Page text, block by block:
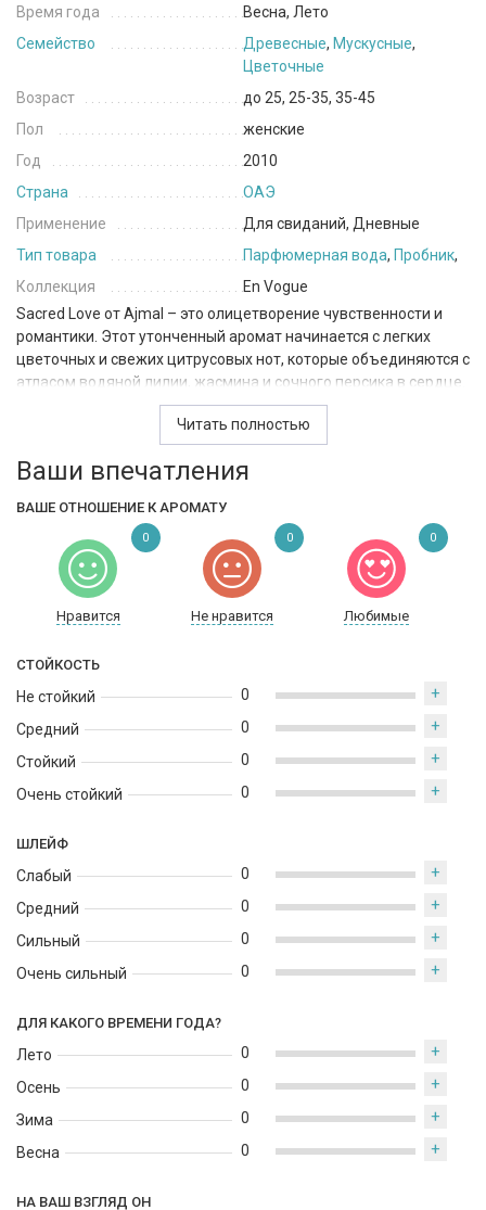
Время года
Весна, Лето
Семейство
Древесные, Мускусные,
Цветочные
Возраст
до 25, 25-35, 35-45
Пол
женские
Год
2010
Страна
ОАЭ
Применение
Для свиданий, Дневные
Тип товара
Парфюмерная вода, Пробник,
Коллекция
En Vogue
Sacred Love от Ajmal – это олицетворение чувственности и
романтики. Этот утонченный аромат начинается с легких
цветочных и свежих цитрусовых нот, которые объединяются с
атласом водяной лилии, жасмина и сочного персика в сердце.
Базовые ноты ветивера, сандала и серой амбры придают
парфюму глубину и теплоту.
Ajmal Sacred Love идеально подходит для использования в
свидания являются частью нашей повседневной жизни. Этот
аромат относится к семейству мускусных, цветочных и
древесных парфюмов и создан в ОАЭ.
Читать полностью
Ваши впечатления
ВАШЕ ОТНОШЕНИЕ К АРОМАТУ
Нравится Не нравится Любимые
0 0 0
СТОЙКОСТЬ
Не стойкий
Средний
Стойкий
Очень стойкий
0 +
0 +
0 +
0 +
ШЛЕЙФ
Слабый
Средний
Сильный
Очень сильный
0 +
0 +
0 +
0 +
ДЛЯ КАКОГО ВРЕМЕНИ ГОДА?
Лето
Осень
Зима
Весна
0 +
0 +
0 +
0 +
НА ВАШ ВЗГЛЯД ОН